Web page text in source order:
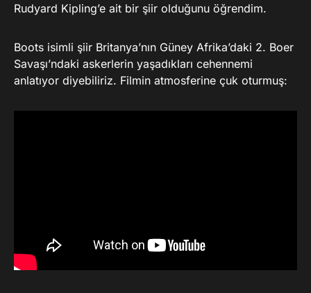
Rudyard Kipling’e ait bir şiir olduğunu öğrendim.
Boots isimli şiir Britanya’nın Güney Afrika’daki 2. Boer
Savaşı’ndaki askerlerin yaşadıkları cehennemi
anlatıyor diyebiliriz. Filmin atmosferine çuk oturmuş: